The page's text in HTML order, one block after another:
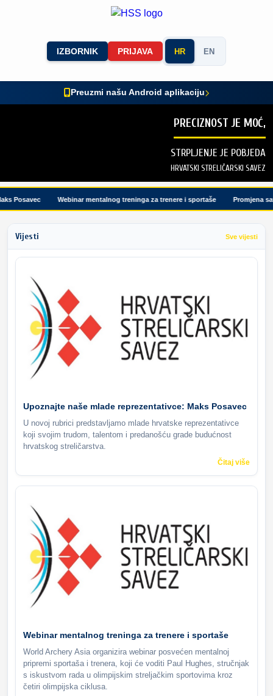
IZBORNIK PRIJAVA HR EN
Preuzmi našu Android aplikaciju
PRECIZNOST JE MOĆ,
STRPLJENJE JE POBJEDA
HRVATSKI STRELIČARSKI SAVEZ
Posavec Webinar mentalnog treninga za trenere i sportaše Promjena
Vijesti Sve vijesti
Upoznajte naše mlade reprezentativce: Maks Posavec
U novoj rubrici predstavljamo mlade hrvatske reprezentativce
koji svojim trudom, talentom i predanošću grade budućnost
hrvatskog streličarstva.
Čitaj više
Webinar mentalnog treninga za trenere i sportaše
World Archery Asia organizira webinar posvećen mentalnoj
pripremi sportaša i trenera, koji će voditi Paul Hughes, stručnjak
s iskustvom rada u olimpijskim streljačkim sportovima kroz
četiri olimpijska ciklusa.